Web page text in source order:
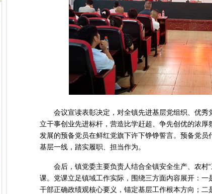
会议宣读表彰决定，对全镇先进基层党组织、优
立干事创业先进标杆，营造比学赶超、争先创优的浓
发展的预备党员在鲜红党旗下许下铮铮誓言。预备党
基层一线，踏实履职、担当作为。
会后，镇党委主要负责人结合全镇安全生产、农村
课。党课立足镇域工作实际，围绕三方面内容展开：
干部正确政绩观核心要义，锚定基层工作根本方向；